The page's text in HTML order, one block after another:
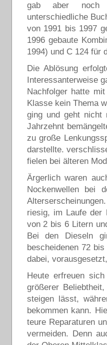
gab aber noch
unterschiedliche
von 1991 bis 1997
1996 gebaute
1994) und C 124 für
Die Ablösung
Interessanterweise
Nachfolger hatte
Klasse kein Thema
ging und geht nicht
Jahrzehnt
zu große
darstellte.
fielen bei älteren
Ärgerlich waren
Nockenwellen bei
riesig, im Laufe der
von 2 bis 6 Litern
Bei den Dieseln
bescheidenen 72
dabei,
Heute erfreuen
größerer
steigen lässt,
bekommen kann.
teure Reparaturen
vermeiden. Denn